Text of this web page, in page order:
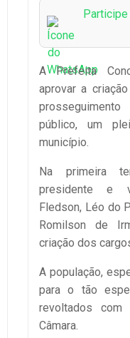
A Prefeita
aprovar a
público, um
município.
Na primeira
presidente e
Fledson, Léo do
Romilson de
criação dos
A população,
para o tão
revoltados
Câmara.